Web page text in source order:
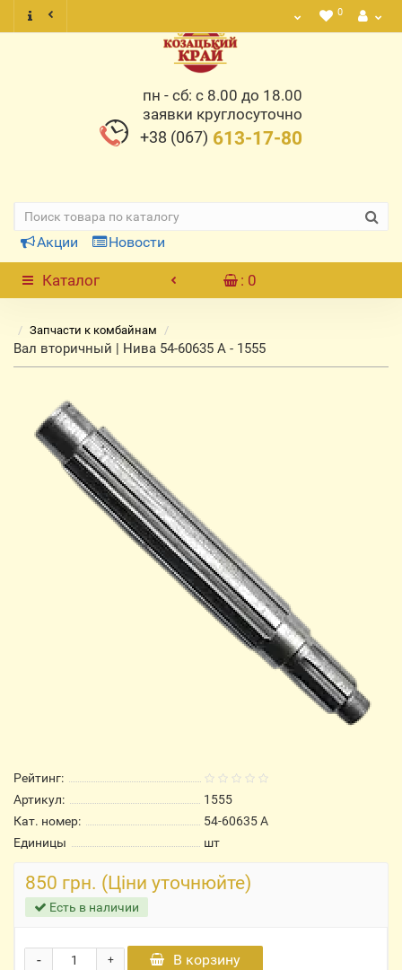
0
пн - сб: с 8.00 до 18.00
заявки круглосуточно
+38 (067) 613-17-80
Акции Новости
Каталог : 0
Запчасти к комбайнам
Вал вторичный | Нива 54-60635 А - 1555
Рейтинг:
Артикул:
1555
Кат. номер:
54-60635 А
Единицы
шт
850 грн. (Ціни уточнюйте)
Есть в наличии
+
- В корзину